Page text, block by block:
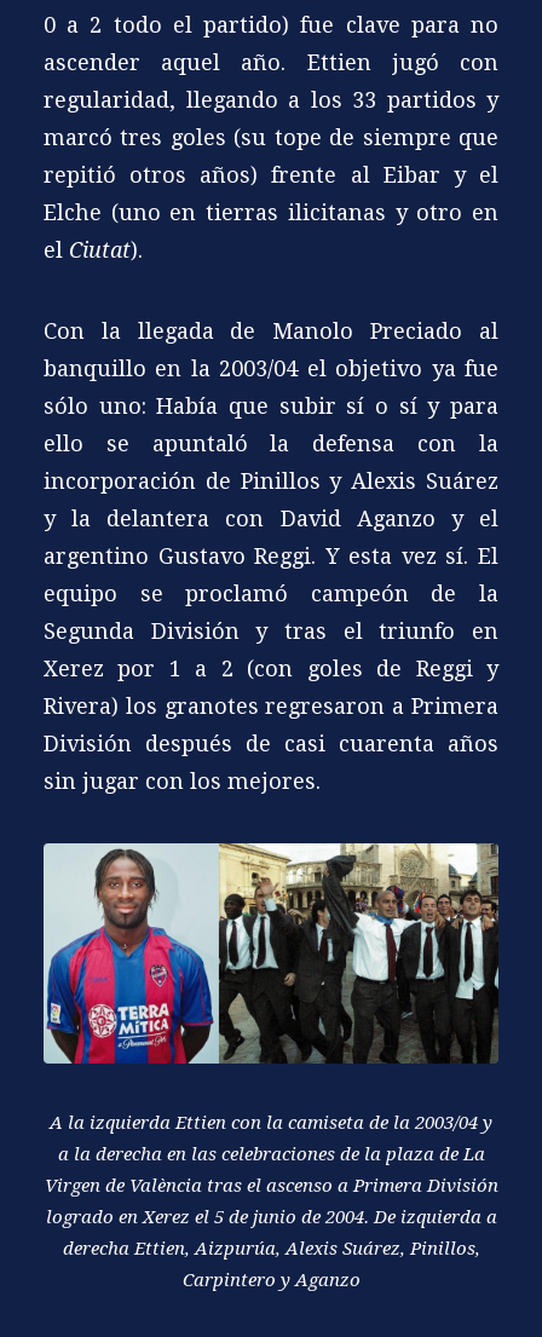
0 a 2 todo el partido) fue clave para no
ascender aquel año. Ettien jugó con
regularidad, llegando a los 33 partidos y
marcó tres goles (su tope de siempre que
repitió otros años) frente al Eibar y el
Elche (uno en tierras ilicitanas y otro en
el Ciutat).
Con la llegada de Manolo Preciado al
banquillo en la 2003/04 el objetivo ya fue
sólo uno: Había que subir sí o sí y para
ello se apuntaló la defensa con la
incorporación de Pinillos y Alexis Suárez
y la delantera con David Aganzo y el
argentino Gustavo Reggi. Y esta vez sí. El
equipo se proclamó campeón de la
Segunda División y tras el triunfo en
Xerez por 1 a 2 (con goles de Reggi y
Rivera) los granotes regresaron a Primera
División después de casi cuarenta años
sin jugar con los mejores.
A la izquierda Ettien con la camiseta de la 2003/04 y
a la derecha en las celebraciones de la plaza de La
Virgen de València tras el ascenso a Primera División
logrado en Xerez el 5 de junio de 2004. De izquierda a
derecha Ettien, Aizpurúa, Alexis Suárez, Pinillos,
Carpintero y Aganzo